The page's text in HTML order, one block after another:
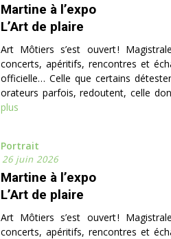
Martine à l’expo
L’Art de plaire
Art Môtiers s’est ouvert !
concerts, apéritifs, rencontres et
officielle… Celle que certains
orateurs parfois, redoutent, celle
plus
Portrait
26 juin 2026
Martine à l’expo
L’Art de plaire
Art Môtiers s’est ouvert !
concerts, apéritifs, rencontres et